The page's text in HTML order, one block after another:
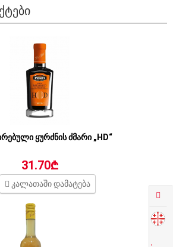
ყურძნის ძმარი „HD“
31.70₾
კალათაში დამატება